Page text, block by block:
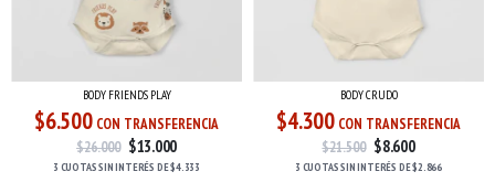
BODY FRIENDS PLAY
$6.500 CON TRANSFERENCIA
$26.000 $13.000
3 CUOTASSIN INTERÉS DE$4.333
BODY CRUDO
$4.300 CON TRANSFERENCIA
$21.500 $8.600
3 CUOTASSIN INTERÉS DE$2.866